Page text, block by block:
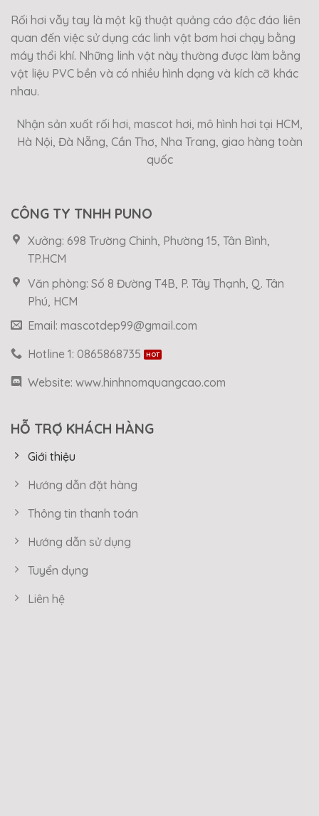
Rối hơi vẫy tay là một kỹ thuật quảng cáo độc đáo liên
quan đến việc sử dụng các linh vật bơm hơi chạy bằng
máy thổi khí. Những linh vật này thường được làm bằng
vật liệu PVC bền và có nhiều hình dạng và kích cỡ khác
nhau.
Nhận sản xuất rối hơi, mascot hơi, mô hình hơi tại HCM,
Hà Nội, Đà Nẵng, Cần Thơ, Nha Trang, giao hàng toàn
quốc
CÔNG TY TNHH PUNO
Xưởng: 698 Trường Chinh, Phường 15, Tân Bình,
TP.HCM
Văn phòng: Số 8 Đường T4B, P. Tây Thạnh, Q. Tân
Phú, HCM
Email: mascotdep99@gmail.com
Hotline 1: 0865868735
Website: www.hinhnomquangcao.com
HỖ TRỢ KHÁCH HÀNG
Giới thiệu
Hướng dẫn đặt hàng
Thông tin thanh toán
Hướng dẫn sử dụng
Tuyển dụng
Liên hệ